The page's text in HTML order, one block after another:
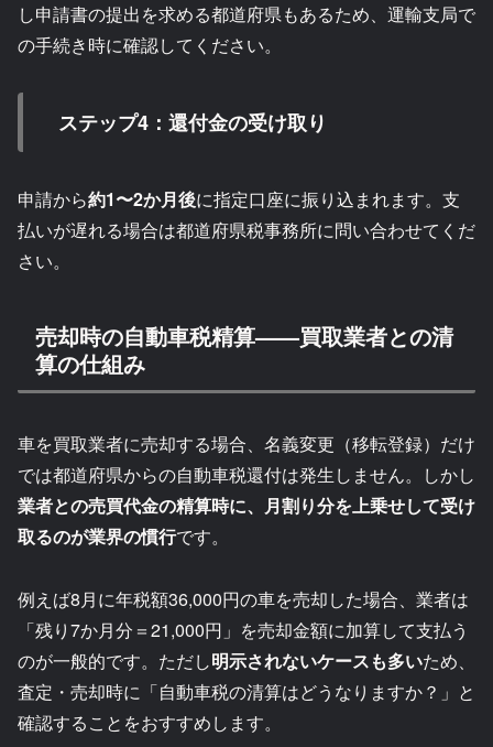
し申請書の提出を求める都道府県もあるため、運輸支局で
の手続き時に確認してください。
ステップ4：還付金の受け取り
申請から約1〜2か月後に指定口座に振り込まれます。支
払いが遅れる場合は都道府県税事務所に問い合わせてくだ
さい。
売却時の自動車税精算——買取業者との清
算の仕組み
車を買取業者に売却する場合、名義変更（移転登録）だけ
では都道府県からの自動車税還付は発生しません。しかし
業者との売買代金の精算時に、月割り分を上乗せして受け
取るのが業界の慣行です。
例えば8月に年税額36,000円の車を売却した場合、業者は
「残り7か月分＝21,000円」を売却金額に加算して支払う
のが一般的です。ただし明示されないケースも多いため、
査定・売却時に「自動車税の清算はどうなりますか？」と
確認することをおすすめします。